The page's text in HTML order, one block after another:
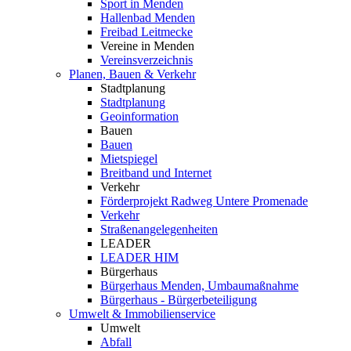
Sport in Menden
Hallenbad Menden
Freibad Leitmecke
Vereine in Menden
Vereinsverzeichnis
Planen, Bauen & Verkehr
Stadtplanung
Stadtplanung
Geoinformation
Bauen
Bauen
Mietspiegel
Breitband und Internet
Verkehr
Förderprojekt Radweg Untere Promenade
Verkehr
Straßenangelegenheiten
LEADER
LEADER HIM
Bürgerhaus
Bürgerhaus Menden, Umbaumaßnahme
Bürgerhaus - Bürgerbeteiligung
Umwelt & Immobilienservice
Umwelt
Abfall